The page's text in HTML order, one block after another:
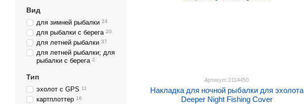
Артикул: 2114450
Накладка для ночной рыбалки для эхолота
Deeper Night Fishing Cover
Вид
для зимней рыбалки 24
для рыбалки с берега 20
для летней рыбалки 37
для летней рыбалки; для
рыбалки с берега 2
Тип
эхолот с GPS 11
картплоттер 16